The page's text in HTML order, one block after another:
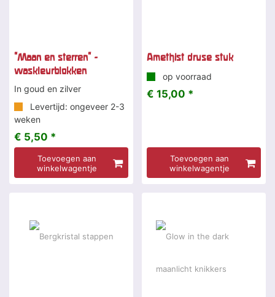
"Maan en sterren" -
waskleurblokken
In goud en zilver
Levertijd: ongeveer 2-3
weken
€ 5,50 *
Toevoegen aan
winkelwagentje
Amethist druse stuk
op voorraad
€ 15,00 *
Toevoegen aan
winkelwagentje